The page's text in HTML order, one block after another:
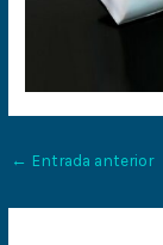
← Entrada anterior